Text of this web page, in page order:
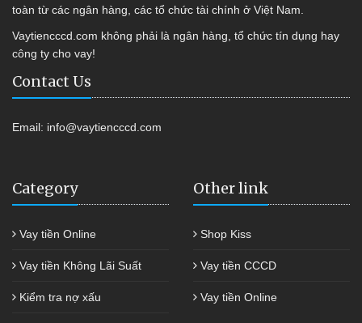
toàn từ các ngân hàng, các tổ chức tài chính ở Việt Nam.
Vaytiencccd.com không phải là ngân hàng, tổ chức tín dụng hay
công ty cho vay!
Contact Us
Email: info@vaytiencccd.com
Category
Vay tiền Online
Vay tiền Không Lãi Suất
Kiểm tra nợ xấu
Other link
Shop Kiss
Vay tiền CCCD
Vay tiền Online